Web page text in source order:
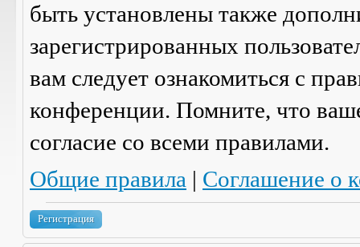
быть установлены также
зарегистрированных
вам следует ознакомиться с
конференции. Помните, что
согласие со всеми правилами.
Общие правила | Соглашение о
Регистрация